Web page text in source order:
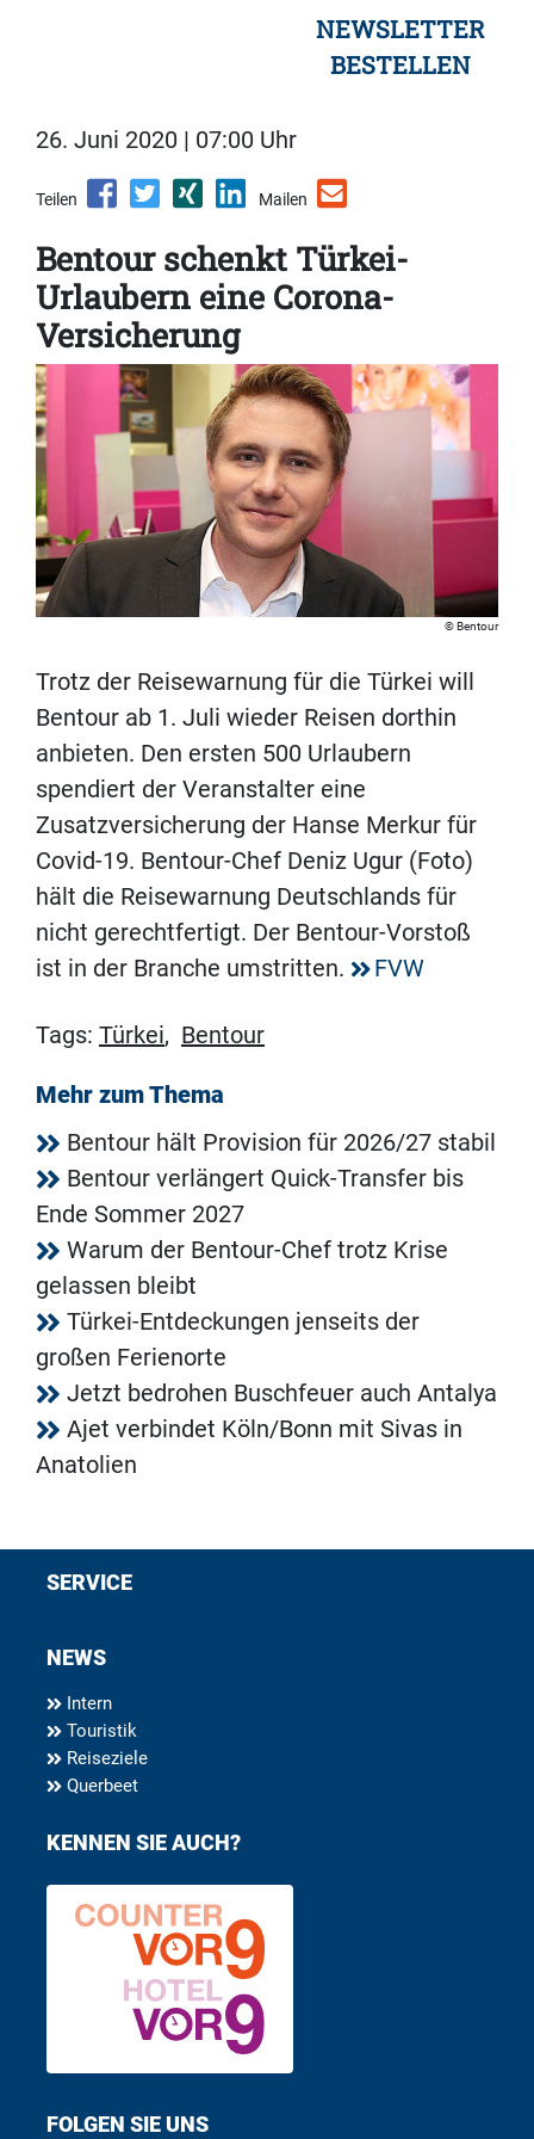
NEWSLETTER
BESTELLEN
26. Juni 2020 | 07:00 Uhr
Teilen Mailen
Bentour schenkt Türkei-
Urlaubern eine Corona-
Versicherung
Bentour
Trotz der Reisewarnung für die Türkei will
Bentour ab 1. Juli wieder Reisen dorthin
anbieten. Den ersten 500 Urlaubern
spendiert der Veranstalter eine
Zusatzversicherung der Hanse Merkur für
Covid-19. Bentour-Chef Deniz Ugur (Foto)
hält die Reisewarnung Deutschlands für
nicht gerechtfertigt. Der Bentour-Vorstoß
ist in der Branche umstritten.
FVW
Tags: Türkei, Bentour
Mehr zum Thema
Bentour hält Provision für 2026/27 stabil
Bentour verlängert Quick-Transfer bis
Ende Sommer 2027
Warum der Bentour-Chef trotz Krise
gelassen bleibt
Türkei-Entdeckungen jenseits der
großen Ferienorte
Jetzt bedrohen Buschfeuer auch Antalya
Ajet verbindet Köln/Bonn mit Sivas in
Anatolien
SERVICE
NEWS
Intern
Touristik
Reiseziele
Querbeet
KENNEN SIE AUCH?
FOLGEN SIE UNS